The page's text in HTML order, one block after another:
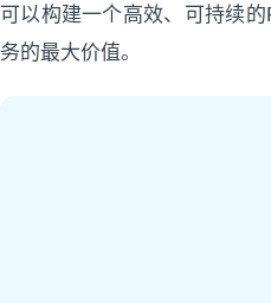
可以构建一个高效、可持续
务的最大价值。